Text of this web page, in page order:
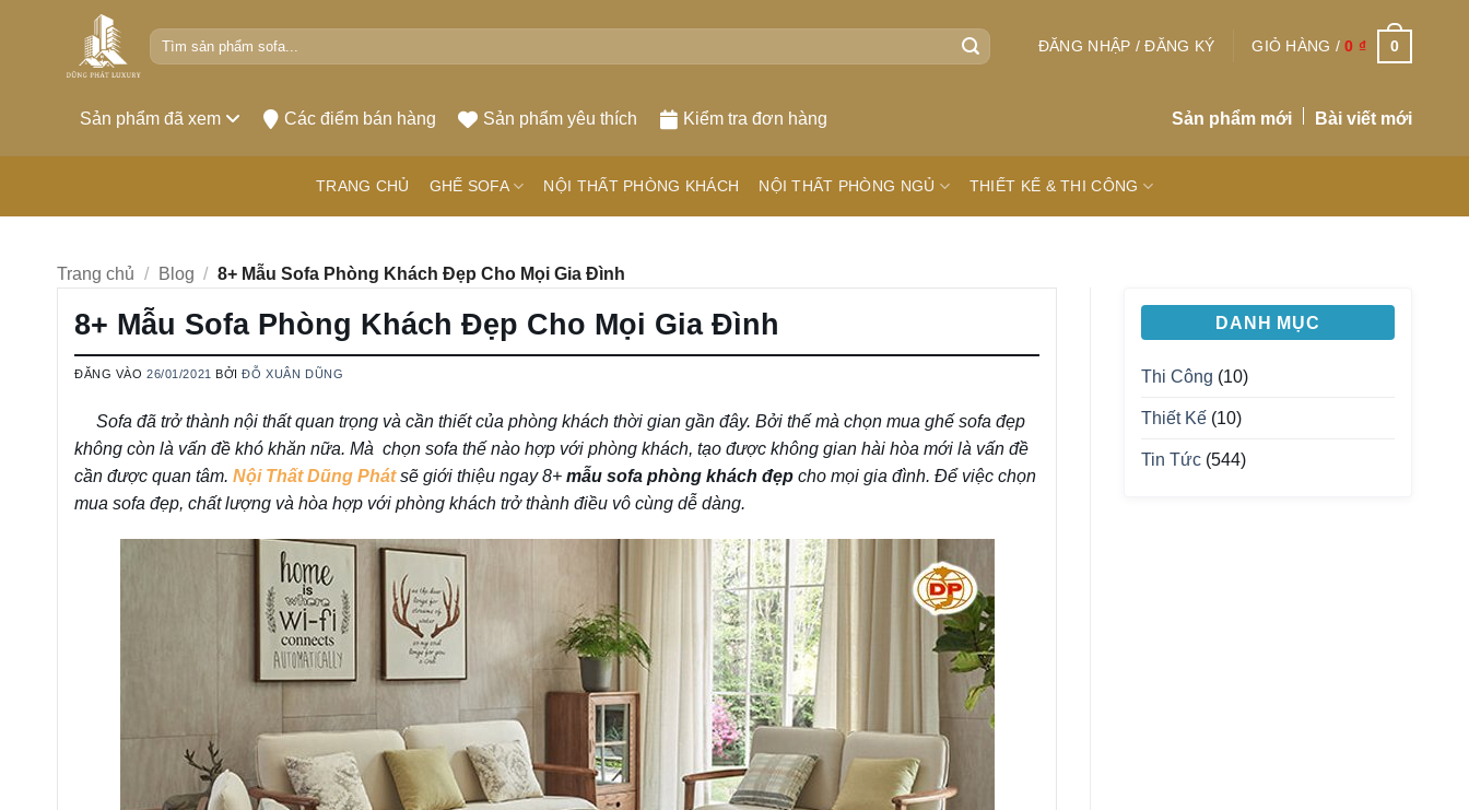
Tìm
kiếm:
ĐĂNG NHẬP / ĐĂNG KÝ GIỎ HÀNG /0 ₫ 0
Sản phẩm đã xem Các điểm bán hàng Sản phẩm yêu thích Kiểm tra đơn hàng Sản phẩm mới Bài viết mới
TRANG CHỦ GHẾ SOFA NỘI THẤT PHÒNG KHÁCH NỘI THẤT PHÒNG NGỦ THIẾT KẾ & THI CÔNG
Trang chủ / Blog / 8+ Mẫu Sofa Phòng Khách Đẹp Cho Mọi Gia Đình
8+ Mẫu Sofa Phòng Khách Đẹp Cho Mọi Gia Đình
ĐĂNG VÀO26/01/2021 BỞIĐỖ XUÂN DŨNG
Sofa đã trở thành nội thất quan trọng và cần thiết của phòng khách thời gian gần đây. Bởi thế mà chọn mua ghế sofa đẹp
không còn là vấn đề khó khăn nữa. Mà chọn sofa thế nào hợp với phòng khách, tạo được không gian hài hòa mới là vấn đề
cần được quan tâm. Nội Thất Dũng Phátsẽ giới thiệu ngay 8+ mẫu sofa phòng khách đẹp cho mọi gia đình. Để việc chọn
mua sofa đẹp, chất lượng và hòa hợp với phòng khách trở thành điều vô cùng dễ dàng.
DANH MỤC
Thi Công (10)
Thiết Kế (10)
Tin Tức (544)